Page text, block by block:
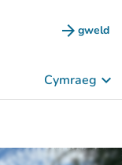
arrow_forward gweld
(tab
Cymraeg keyboard_arrow_down